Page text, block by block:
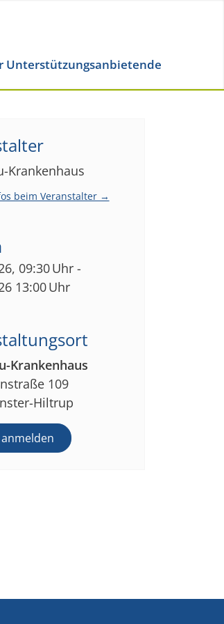
Unterstützungsanbietende
Krankenhaus
beim Veranstalter →
09:30 Uhr -
13:00 Uhr
Krankenhaus
109
Hiltrup